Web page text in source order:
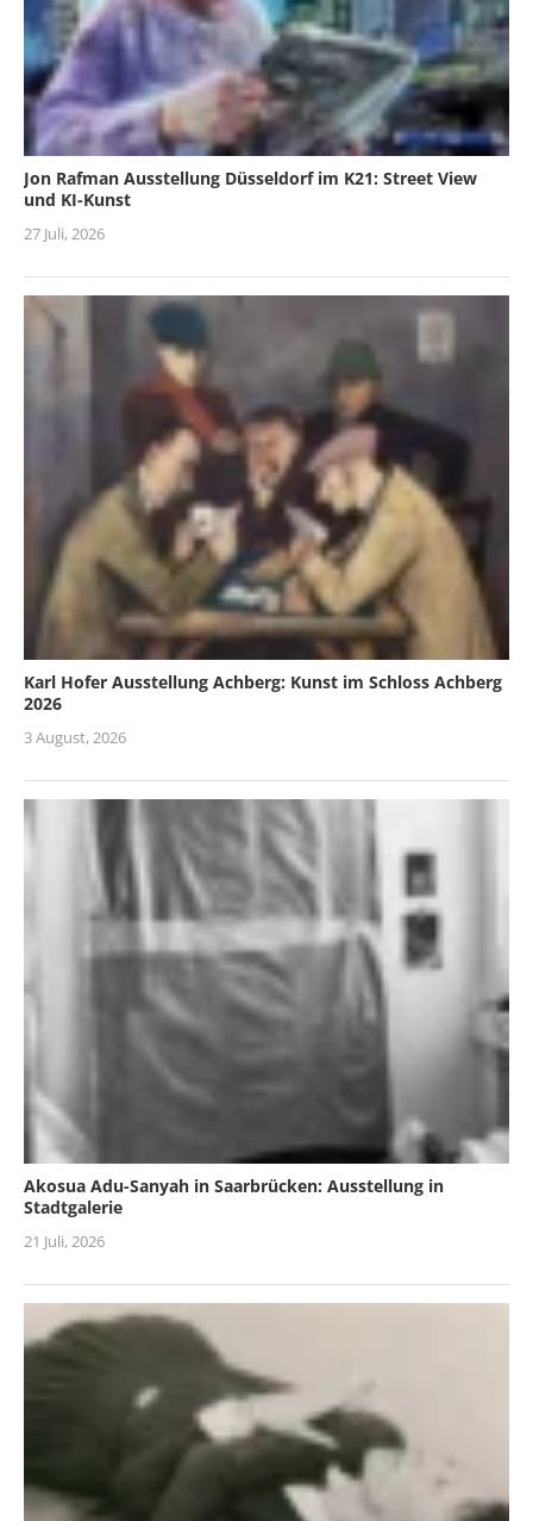
Jon Rafman Ausstellung Düsseldorf im K21: Street View
und KI-Kunst
27 Juli, 2026
Karl Hofer Ausstellung Achberg: Kunst im Schloss Achberg
2026
3 August, 2026
Akosua Adu-Sanyah in Saarbrücken: Ausstellung in
Stadtgalerie
21 Juli, 2026